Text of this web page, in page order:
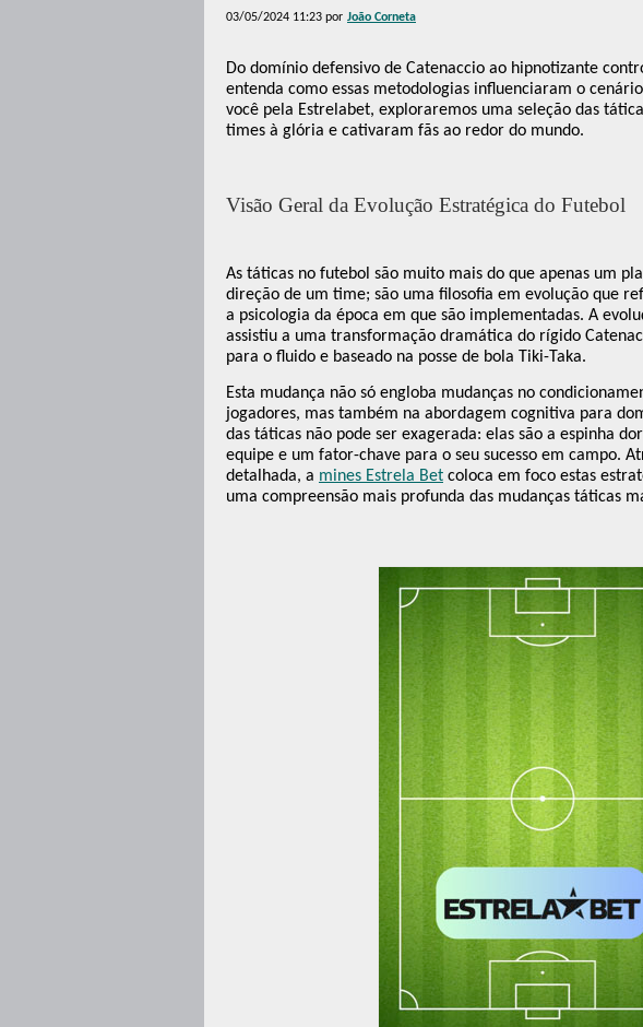
03/05/2024 11:23 por João Corneta
Do domínio defensivo de Catenaccio ao hipnotizante
entenda como essas metodologias influenciaram o
você pela Estrelabet, exploraremos uma seleção das
times à glória e cativaram fãs ao redor do mundo.
Visão Geral da Evolução Estratégica do Futebol
As táticas no futebol são muito mais do que apenas um
direção de um time; são uma filosofia em evolução que
a psicologia da época em que são implementadas. A
assistiu a uma transformação dramática do rígido
para o fluido e baseado na posse de bola Tiki-Taka.
Esta mudança não só engloba mudanças no
jogadores, mas também na abordagem cognitiva para
das táticas não pode ser exagerada: elas são a espinha
equipe e um fator-chave para o seu sucesso em campo.
detalhada, a mines Estrela Bet coloca em foco estas
uma compreensão mais profunda das mudanças táticas